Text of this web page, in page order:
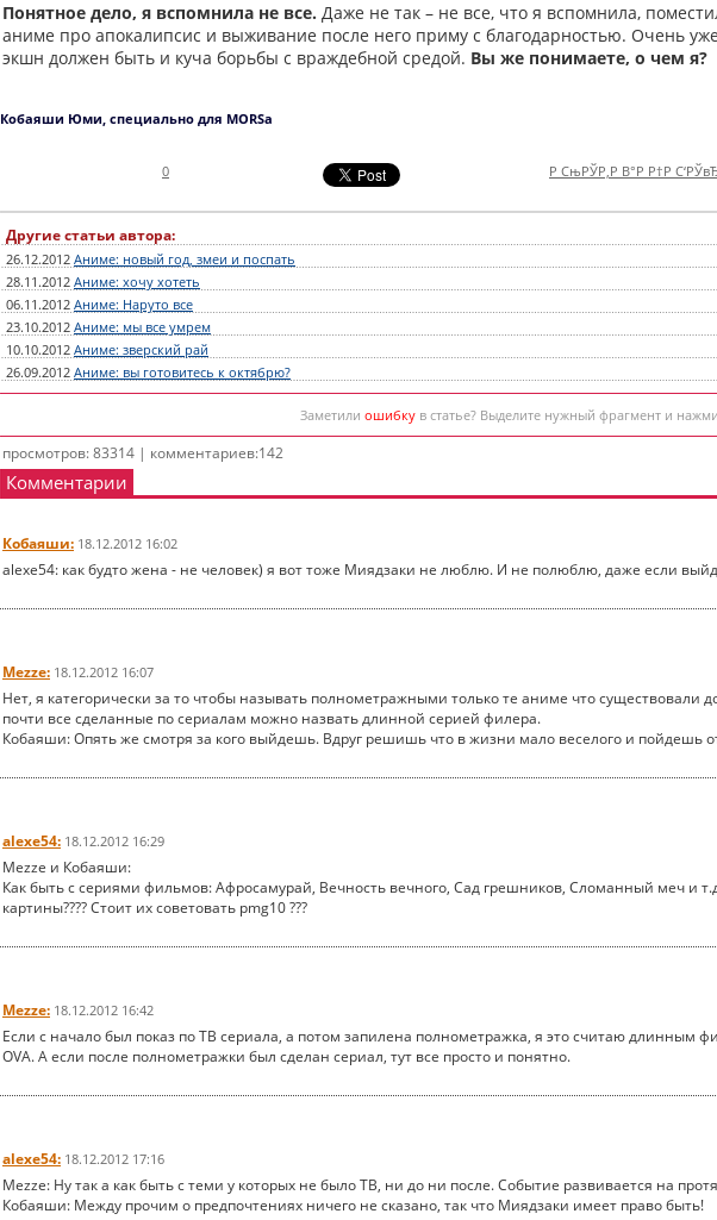
Понятное дело, я вспомнила не все. Даже не так – не все, что я вспомнила,
аниме про апокалипсис и выживание после него приму с благодарностью. Очень
экшн должен быть и куча борьбы с враждебной средой. Вы же понимаете, о чем я?
Кобаяши Юми, специально для MORSa
0 Р СњРЎР‚Р В°Р Р†Р
Другие статьи автора:
26.12.2012 Аниме: новый год, змеи и поспать
28.11.2012 Аниме: хочу хотеть
06.11.2012 Аниме: Наруто все
23.10.2012 Аниме: мы все умрем
10.10.2012 Аниме: зверский рай
26.09.2012 Аниме: вы готовитесь к октябрю?
Заметили ошибкув статье? Выделите нужный фрагмент и
просмотров: 83314 | комментариев:142
Комментарии
Кобаяши: 18.12.2012 16:02
alexe54: как будто жена - не человек) я вот тоже Миядзаки не люблю. И не полюблю, даже если
Mezze: 18.12.2012 16:07
Нет, я категорически за то чтобы называть полнометражными только те аниме что существовали
почти все сделанные по сериалам можно назвать длинной серией филера.
Кобаяши: Опять же смотря за кого выйдешь. Вдруг решишь что в жизни мало веселого и пойдешь
alexe54: 18.12.2012 16:29
Mezze и Кобаяши:
Как быть с сериями фильмов: Афросамурай, Вечность вечного, Сад грешников, Сломанный меч и
картины???? Стоит их советовать pmg10 ???
Mezze: 18.12.2012 16:42
Если с начало был показ по ТВ сериала, а потом запилена полнометражка, я это считаю длинным
OVA. А если после полнометражки был сделан сериал, тут все просто и понятно.
alexe54: 18.12.2012 17:16
Mezze: Ну так а как быть с теми у которых не было ТВ, ни до ни после. Событие развивается на
Кобаяши: Между прочим о предпочтениях ничего не сказано, так что Миядзаки имеет право быть!